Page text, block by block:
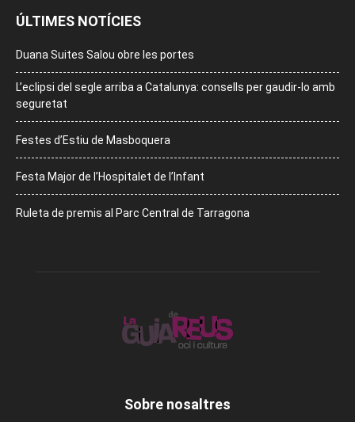
ÚLTIMES NOTÍCIES
Duana Suites Salou obre les portes
L’eclipsi del segle arriba a Catalunya: consells per gaudir-lo amb
seguretat
Festes d’Estiu de Masboquera
Festa Major de l’Hospitalet de l’Infant
Ruleta de premis al Parc Central de Tarragona
Sobre nosaltres